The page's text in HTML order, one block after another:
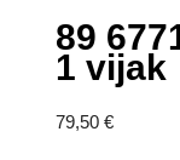
89
1 vijak
79,50€